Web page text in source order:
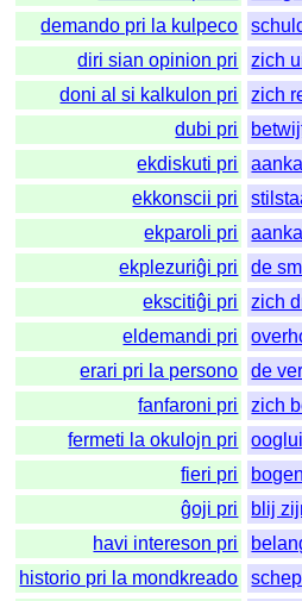
demando pri la kulpeco
diri sian opinion pri
zich
doni al si kalkulon pri
zich
dubi pri
ekdiskuti pri
ekkonscii pri
ekparoli pri
ekplezuriĝi pri
de
ekscitiĝi pri
zich
eldemandi pri
erari pri la persono
de
fanfaroni pri
zich
fermeti la okulojn pri
fieri pri
ĝoji pri
blij
havi intereson pri
historio pri la mondkreado